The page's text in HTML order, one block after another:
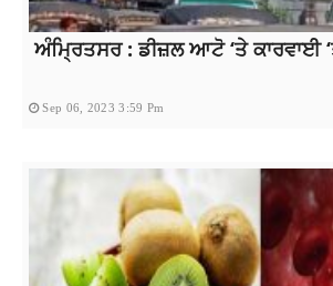
ਅੰਮ੍ਰਿਤਸਰ : ਡੀਜ਼ਲ ਆਟੋ ‘ਤੇ ਕਾਰਵਾਈ
Sep 06, 2023 3:59 Pm